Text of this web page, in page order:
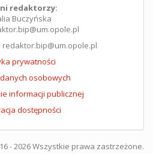
redaktorzy:
Buczyńska
redaktor.bip@um.opole.pl
prywatności
osobowych
informacji publicznej
dostępności
- 2026 Wszystkie prawa zastrzeżone.